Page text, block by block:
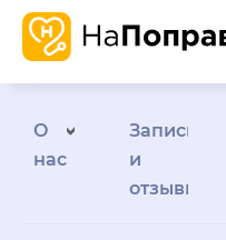
О
нас
Запись
и
отзывы